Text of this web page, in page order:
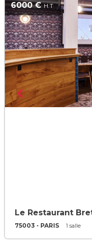
6000 €H.T
Le Restaurant
75003 - PARIS 1 salle